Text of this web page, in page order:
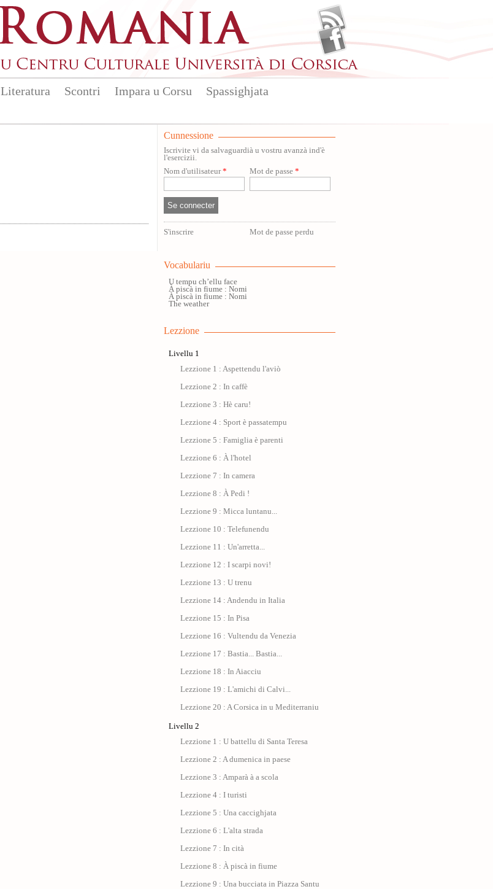
Literatura Scontri Impara u Corsu Spassighjata
Cunnessione
Iscrivite vi da salvaguardià u vostru avanzà ind'è
l'esercizii.
Nom d'utilisateur* Mot de passe *
S'inscrire Mot de passe perdu
Vocabulariu
U tempu ch’ellu face
À piscà in fiume : Nomi
À piscà in fiume : Nomi
The weather
Lezzione
Livellu 1
Lezzione 1 : Aspettendu l'aviò
Lezzione 2 : In caffè
Lezzione 3 : Hè caru!
Lezzione 4 : Sport è passatempu
Lezzione 5 : Famiglia è parenti
Lezzione 6 : À l'hotel
Lezzione 7 : In camera
Lezzione 8 : À Pedi !
Lezzione 9 : Micca luntanu...
Lezzione 10 : Telefunendu
Lezzione 11 : Un'arretta...
Lezzione 12 : I scarpi novi!
Lezzione 13 : U trenu
Lezzione 14 : Andendu in Italia
Lezzione 15 : In Pisa
Lezzione 16 : Vultendu da Venezia
Lezzione 17 : Bastia... Bastia...
Lezzione 18 : In Aiacciu
Lezzione 19 : L'amichi di Calvi...
Lezzione 20 : A Corsica in u Mediterraniu
Livellu 2
Lezzione 1 : U battellu di Santa Teresa
Lezzione 2 : A dumenica in paese
Lezzione 3 : Amparà à a scola
Lezzione 4 : I turisti
Lezzione 5 : Una caccighjata
Lezzione 6 : L'alta strada
Lezzione 7 : In cità
Lezzione 8 : À piscà in fiume
Lezzione 9 : Una bucciata in Piazza Santu